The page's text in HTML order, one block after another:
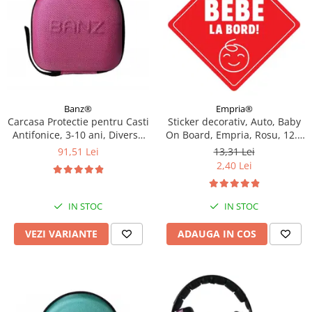
Banz®
Carcasa Protectie pentru Casti
Antifonice, 3-10 ani, Diverse
culori
91,51 Lei
IN STOC
VEZI VARIANTE
Empria®
Sticker decorativ, Auto, Baby
On Board, Empria, Rosu, 12.5
x 12.5 cm
13,31 Lei
2,40 Lei
IN STOC
ADAUGA IN COS